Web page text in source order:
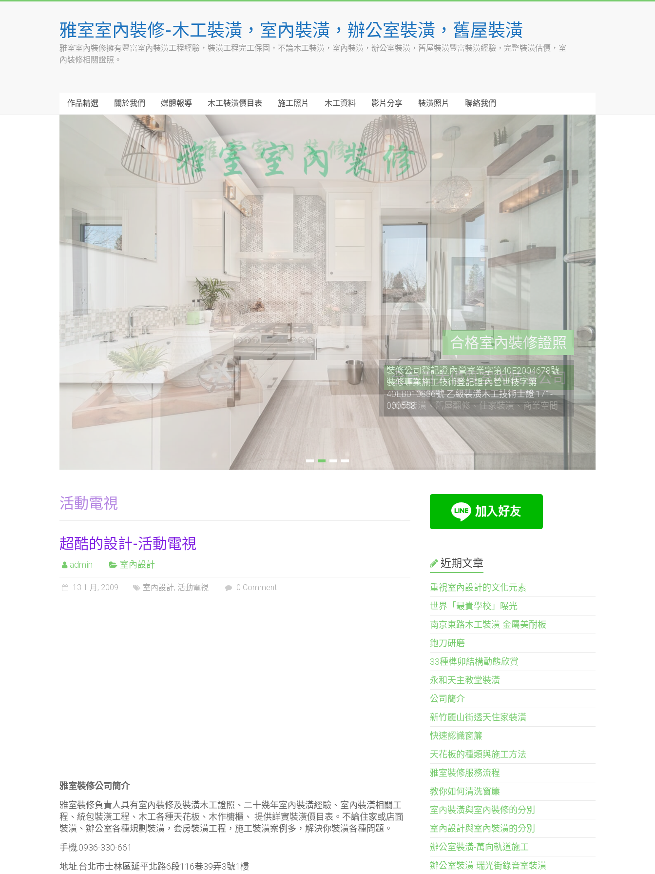
雅室室內裝修-木工裝潢，室內裝潢，辦公室裝潢，舊屋裝潢
雅室室內裝修擁有豐富室內裝潢工程經驗，裝潢工程完工保固，不論木工裝潢，室內裝潢，辦公室裝潢，舊屋裝潢豐富裝潢經驗，完整裝潢估價，室
內裝修相關證照。
作品精選 關於我們 媒體報導 木工裝潢價目表 施工照片 木工資料 影片分享 裝潢照片 聯絡我們
合格室內裝修證照
裝修公司登記證:內營室業字第40E2004678號
裝修專業施工技術登記證:內營世技字第
40EB010836號 乙級裝潢木工技術士證:171-
000558
活動電視
超酷的設計-活動電視
admin 室內設計
13 1 月, 2009 室內設計, 活動電視 0 Comment
雅室裝修公司簡介
雅室裝修負責人具有室內裝修及裝潢木工證照、二十幾年室內裝潢經驗、室內裝潢相關工
程、統包裝潢工程、木工各種天花板、木作櫥櫃、 提供詳實裝潢價目表。不論住家或店面
裝潢、辦公室各種規劃裝潢，套房裝潢工程，施工裝潢案例多，解決你裝潢各種問題。
手機:0936-330-661
地址:台北市士林區延平北路6段116巷39弄3號1樓
近期文章
重視室內設計的文化元素
世界「最貴學校」曝光
南京東路木工裝潢-金屬美耐板
鉋刀研磨
33種榫卯結構動態欣賞
永和天主教堂裝潢
公司簡介
新竹麗山街透天住家裝潢
快速認識窗簾
天花板的種類與施工方法
雅室裝修服務流程
教你如何清洗窗簾
室內裝潢與室內裝修的分別
室內設計與室內裝潢的分別
辦公室裝潢-萬向軌道施工
辦公室裝潢-瑞光街錄音室裝潢